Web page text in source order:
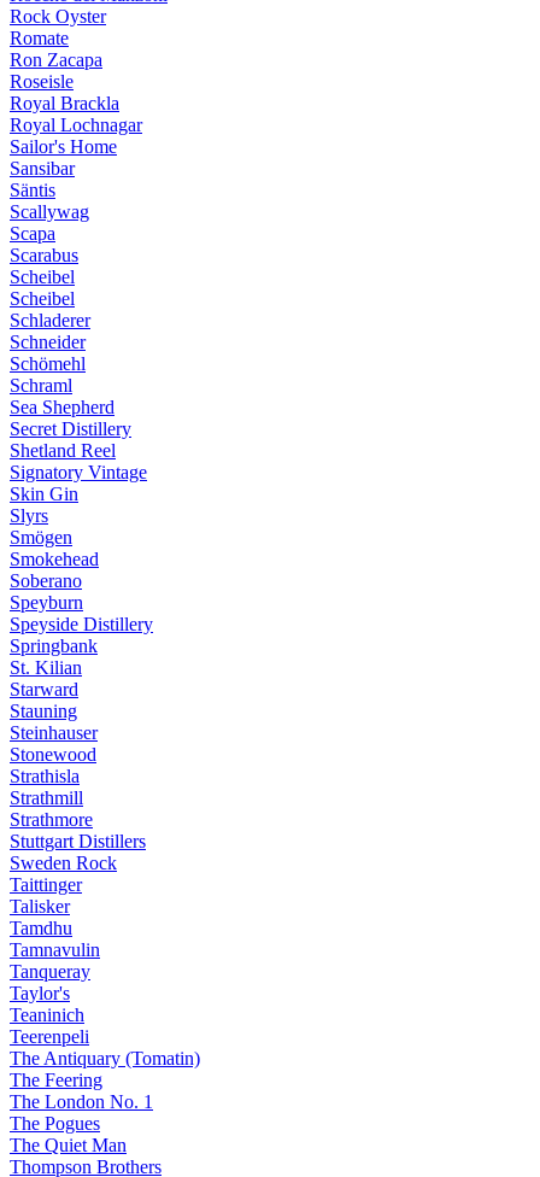
Rock Oyster
Romate
Ron Zacapa
Roseisle
Royal Brackla
Royal Lochnagar
Sailor's Home
Sansibar
Säntis
Scallywag
Scapa
Scarabus
Scheibel
Scheibel
Schladerer
Schneider
Schömehl
Schraml
Sea Shepherd
Secret Distillery
Shetland Reel
Signatory Vintage
Skin Gin
Slyrs
Smögen
Smokehead
Soberano
Speyburn
Speyside Distillery
Springbank
St. Kilian
Starward
Stauning
Steinhauser
Stonewood
Strathisla
Strathmill
Strathmore
Stuttgart Distillers
Sweden Rock
Taittinger
Talisker
Tamdhu
Tamnavulin
Tanqueray
Taylor's
Teaninich
Teerenpeli
The Antiquary (Tomatin)
The Feering
The London No. 1
The Pogues
The Quiet Man
Thompson Brothers